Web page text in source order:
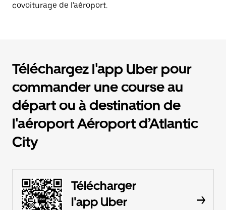
covoiturage de l'aéroport.
Téléchargez l'app Uber pour
commander une course au
départ ou à destination de
l'aéroport Aéroport d’Atlantic
City
Télécharger
l'app Uber